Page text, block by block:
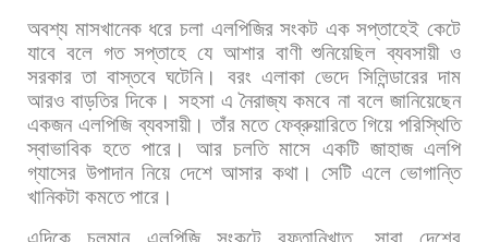
অবশ্য মাসখানেক ধরে চলা এলপিজির সংকট এক সপ্তাহেই কেটে
যাবে বলে গত সপ্তাহে যে আশার বাণী শুনিয়েছিল ব্যবসায়ী ও
সরকার তা বাস্তবে ঘটেনি। বরং এলাকা ভেদে সিলিন্ডারের দাম
আরও বাড়তির দিকে। সহসা এ নৈরাজ্য কমবে না বলে জানিয়েছেন
একজন এলপিজি ব্যবসায়ী। তাঁর মতে ফেব্রুয়ারিতে গিয়ে পরিস্থিতি
স্বাভাবিক হতে পারে। আর চলতি মাসে একটি জাহাজ এলপি
গ্যাসের উপাদান নিয়ে দেশে আসার কথা। সেটি এলে ভোগান্তি
খানিকটা কমতে পারে।